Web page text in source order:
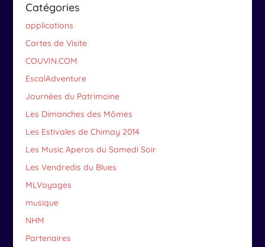
Catégories
applications
Cartes de Visite
COUVIN.COM
EscalAdventure
Journées du Patrimoine
Les Dimanches des Mômes
Les Estivales de Chimay 2014
Les Music Aperos du Samedi Soir
Les Vendredis du Blues
MLVoyages
musique
NHM
Partenaires